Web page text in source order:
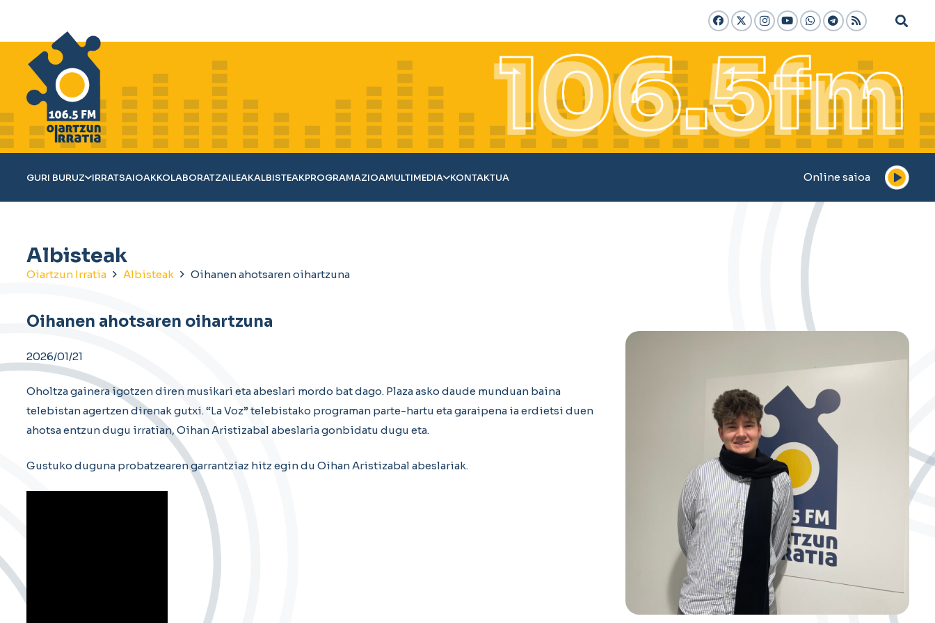
GURI BURUZ IRRATSAIOAKKOLABORATZAILEAKALBISTEAKPROGRAMAZIOAMULTIMEDIA KONTAKTUA Online saioa
Albisteak
Oiartzun Irratia Albisteak Oihanen ahotsaren oihartzuna
Oihanen ahotsaren oihartzuna
2026/01/21
Oholtza gainera igotzen diren musikari eta abeslari mordo bat dago. Plaza asko daude munduan baina
telebistan agertzen direnak gutxi. “La Voz” telebistako programan parte-hartu eta garaipena ia erdietsi duen
ahotsa entzun dugu irratian, Oihan Aristizabal abeslaria gonbidatu dugu eta.
Gustuko duguna probatzearen garrantziaz hitz egin du Oihan Aristizabal abeslariak.